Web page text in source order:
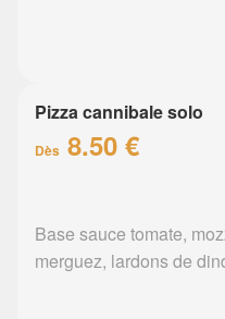
Pizza cannibale solo
Dès 8.50 €
Base sauce tomate,
merguez, lardons de